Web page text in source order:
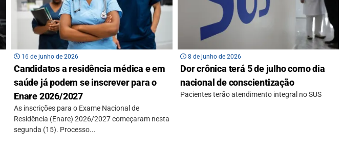
16 de junho de 2026
Candidatos a residência médica e em
saúde já podem se inscrever para o
Enare 2026/2027
As inscrições para o Exame Nacional de
Residência (Enare) 2026/2027 começaram nesta
segunda (15). Processo...
8 de junho de 2026
Dor crônica terá 5 de julho como dia
nacional de conscientização
Pacientes terão atendimento integral no SUS